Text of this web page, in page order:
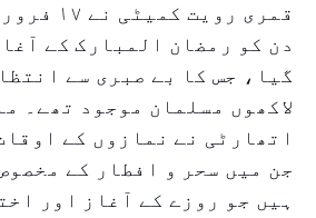
قمری
دن کو رمضان المبارک کے
گیا، جس کا بے صبری سے
لاکھوں مسلمان موجود تھے۔
اتھارٹی نے نمازوں کے
جن میں سحر و افطار کے
ہیں جو روزے کے آغاز اور